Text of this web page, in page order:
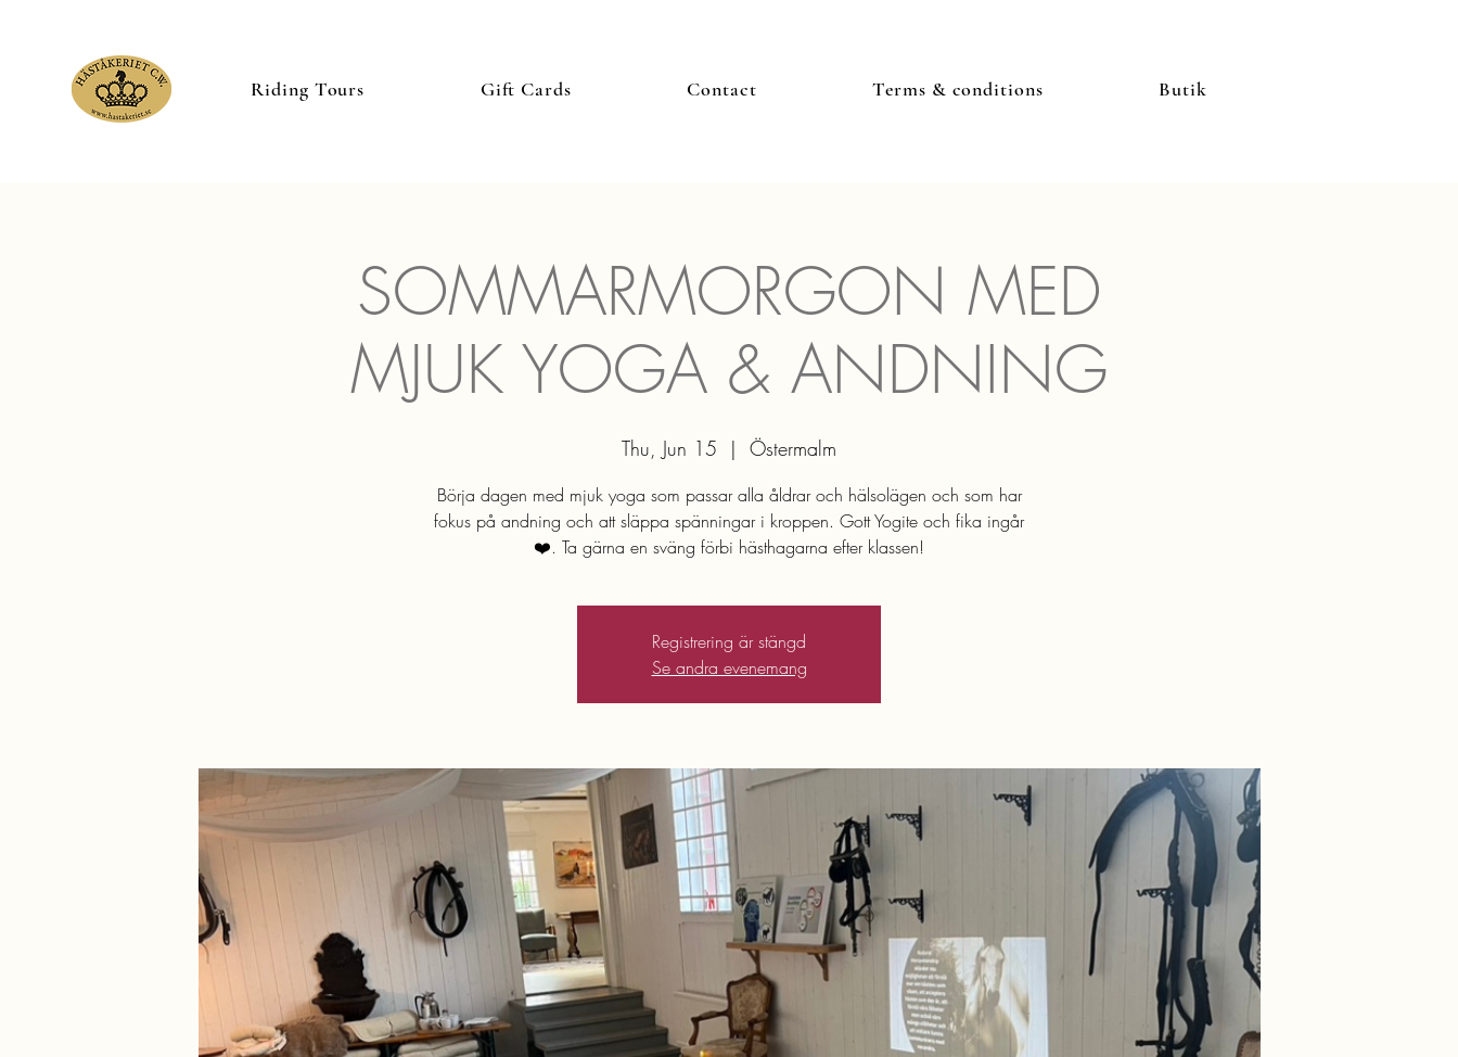
Riding Tours Gift Cards Contact Terms & conditions Butik
SOMMARMORGON MED
MJUK YOGA & ANDNING
Thu, Jun 15
  |
Östermalm
Börja dagen med mjuk yoga som passar alla åldrar och hälsolägen och som har
fokus på andning och att släppa spänningar i kroppen. Gott Yogite och fika ingår
❤️. Ta gärna en sväng förbi hästhagarna efter klassen!
Registrering är stängd
Se andra evenemang